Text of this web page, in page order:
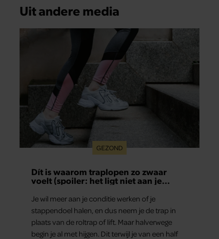
Uit andere media
GEZOND
Dít is waarom traplopen zo zwaar
voelt (spoiler: het ligt niet aan je
Je wil meer aan je conditie werken of je
stappendoel halen, en dus neem je de trap in
plaats van de roltrap of lift. Maar halverwege
begin je al met hijgen. Dit terwijl je van een half